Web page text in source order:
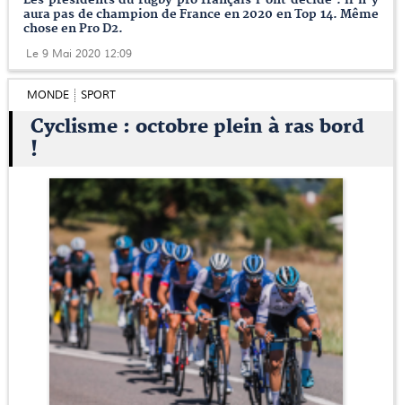
aura pas de champion de France en 2020 en Top 14. Même
chose en Pro D2.
Le 9 Mai 2020 12:09
MONDE SPORT
Cyclisme : octobre plein à ras bord
!